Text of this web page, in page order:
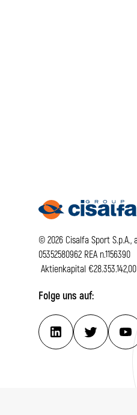
© 2026 Cisalfa Sport S.p.A.,
05352580962 REA n.1156390
Aktienkapital
Folge uns auf: